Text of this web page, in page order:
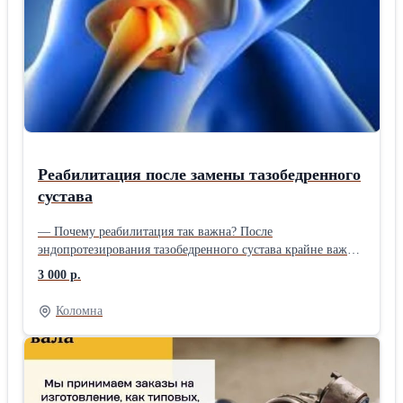
Реабилитация после замены тазобедренного
сустава
— Почему реабилитация так важна? После
эндопротезирования тазобедренного сустава крайне важно:
✅Вернуть подвижность: Восстановить полный объем
движений в суставе. ✅Укрепить мышцы: Особенно
ягодичные и бедренные мышцы, которые поддерживают
сустав. ✅Снять отеки и боли: Ускорить процесс
заживления и уменьшить дискомфорт. ✅Предотвратить
осложнения: Снизить риск развития контрактур, тромбозов
и вывиха эндопротеза. ✅Вернуться к активной жизни: Без
страха и ограничений вернуться к своим любимым
3 000 р.
Коломна